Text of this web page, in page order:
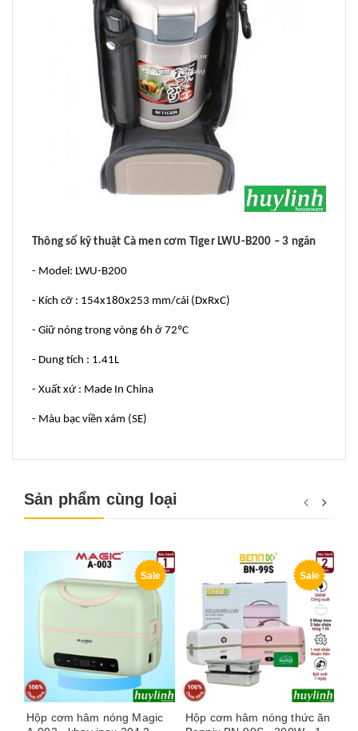
Thông số kỹ thuật Cà men cơm Tiger LWU-B200 – 3 ngăn
- Model: LWU-B200
- Kích cỡ : 154x180x253 mm/cái (DxRxC)
- Giữ nóng trong vòng 6h ở 72ºC
- Dung tích : 1.41L
- Xuất xứ : Made In China
- Màu bạc viền xám (SE)
Sản phẩm cùng loại
Sale
Hộp cơm hâm nóng Magic
Sale
Hộp cơm hâm nóng thức ăn